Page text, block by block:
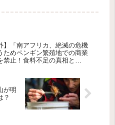
】「南アフリカ、絶滅の危機
ためペンギン繁殖地での商業
禁止！食料不足の真相と
が明
？